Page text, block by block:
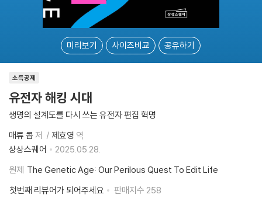
미리보기 사이즈비교 공유하기
소득공제
유전자 해킹 시대
생명의 설계도를 다시 쓰는 유전자 편집 혁명
매튜 콥 저 제효영 역
상상스퀘어
2025.05.28.
원제 The Genetic Age: Our Perilous Quest To Edit Life
첫번째 리뷰어가 되어주세요
판매지수 258